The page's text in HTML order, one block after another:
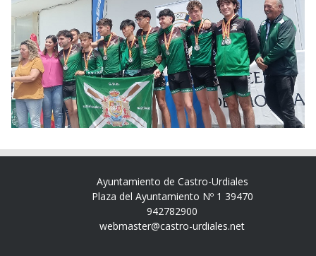
Ayuntamiento de Castro-Urdiales
Plaza del Ayuntamiento Nº 1 39470
942782900
webmaster@castro-urdiales.net